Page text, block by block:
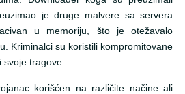
je druge malvere sa servera
u memoriju, što je otežavalo
Kriminalci su koristili kompromitovane
svoje tragove.
korišćen na različite načine ali